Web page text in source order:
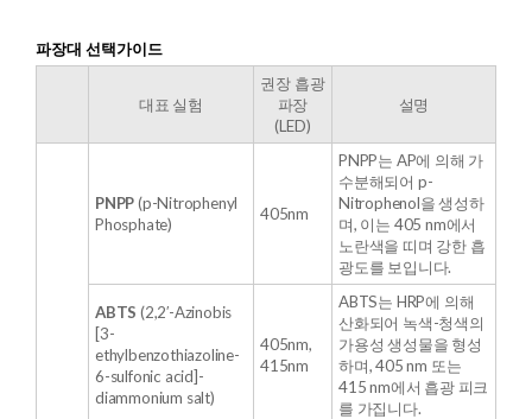
파장대 선택가이드
대표 실험
권장 흡광
파장
(LED)
설명
PNPP(p-Nitrophenyl
Phosphate)
405nm
PNPP는 AP에 의해 가
수분해되어 p-
Nitrophenol을 생성하
며, 이는 405 nm에서
노란색을 띠며 강한 흡
광도를 보입니다.
ABTS (2,2′-Azinobis
[3-
ethylbenzothiazoline-
6-sulfonic acid]-
diammonium salt)
405nm,
415nm
ABTS는 HRP에 의해
산화되어 녹색-청색의
가용성 생성물을 형성
하며, 405 nm 또는
415 nm에서 흡광 피크
를 가집니다.